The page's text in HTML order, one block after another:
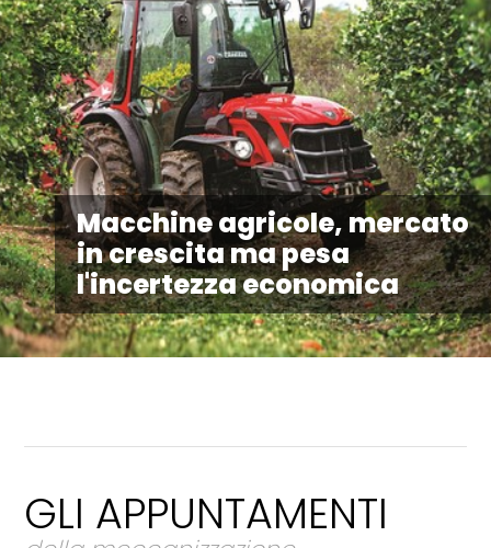
Macchine agricole, mercato
in crescita ma pesa
l'incertezza economica
GLI APPUNTAMENTI